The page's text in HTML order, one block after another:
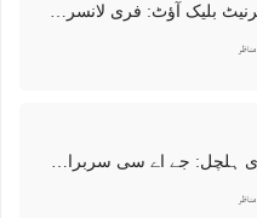
آزاد کشمیر میں انٹرنیٹ بلیک آؤٹ: فری لانسرز کا معاشی قتل، احتجاج شروع
آزاد کشمیر میں بڑی ہلچل: جے اے سی سربراہ شوکت نواز میر کی گرفتاری، دھرنا جاری